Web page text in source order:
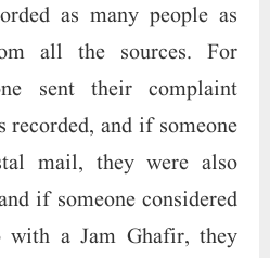
as many people as
all the sources. For
sent their complaint
and if someone
mail, they were also
if someone considered
a Jam Ghafir, they